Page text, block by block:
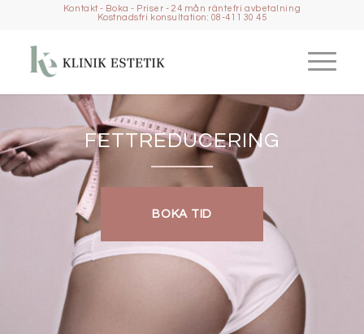
Kontakt - Boka - Priser -24 mån räntefri avbetalning
Kostnadsfri konsultation: 08-411 30 45
FETTREDUCERING
BOKA TID